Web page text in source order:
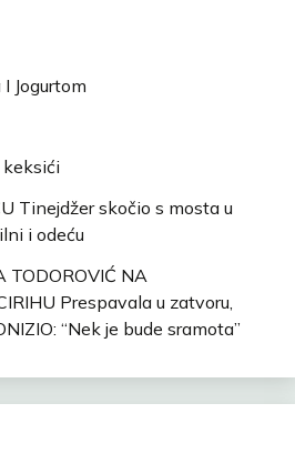
Jogurtom
Tinejdžer skočio s mosta u
i odeću
TODOROVIĆ NA
Prespavala u zatvoru,
“Nek je bude sramota”